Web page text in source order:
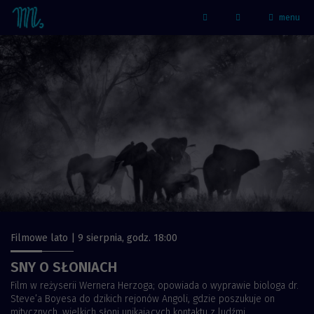
Strona główna - Kino Marzenie Facebook
menu
Filmowe lato | 9 sierpnia, godz. 18:00
SNY O SŁONIACH
Film w reżyserii Wernera Herzoga; opowiada o wyprawie biologa dr.
Steve’a Boyesa do dzikich rejonów Angoli, gdzie poszukuje on